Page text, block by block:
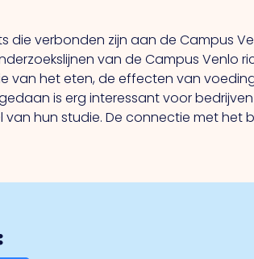
die verbonden zijn aan de Campus
van de Campus Venlo
van het eten, de effecten van
is erg interessant voor
hun studie. De connectie met het